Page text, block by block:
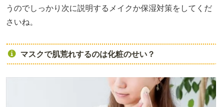
うのでしっかり次に説明するメイクか保湿対策をしてくだ
さいね。
マスクで肌荒れするのは化粧のせい？